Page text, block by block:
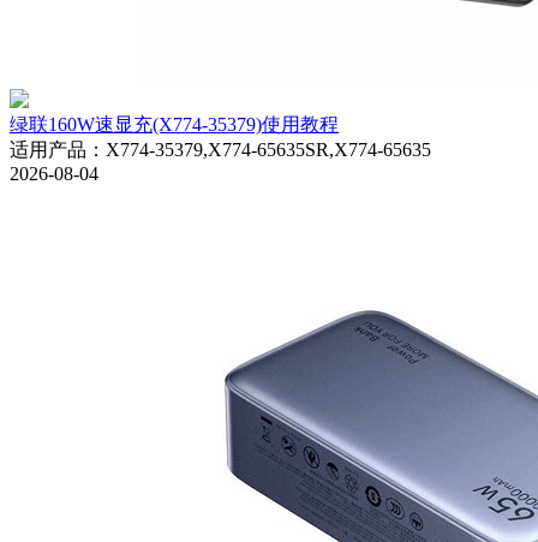
绿联160W速显充(X774-35379)使用教程
适用产品 ： X774-35379,X774-65635SR,X774-65635
2026-08-04